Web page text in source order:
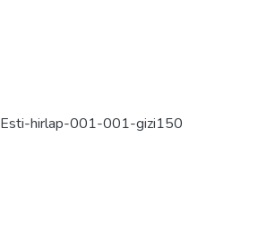
hirlap-001-001-gizi150